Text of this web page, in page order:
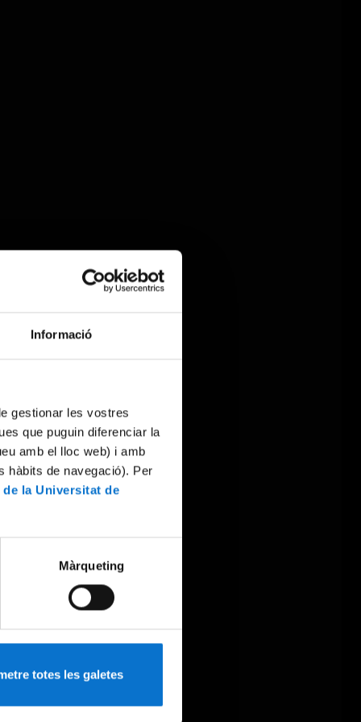
Informació
gestionar les vostres
que puguin diferenciar la
amb el lloc web) i amb
hàbits de navegació). Per
la Universitat de
Màrqueting
totes les galetes